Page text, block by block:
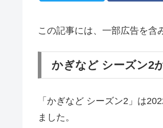
この記事には、一部広告を含
かぎなど シーズン2
「かぎなど シーズン2」は
ました。